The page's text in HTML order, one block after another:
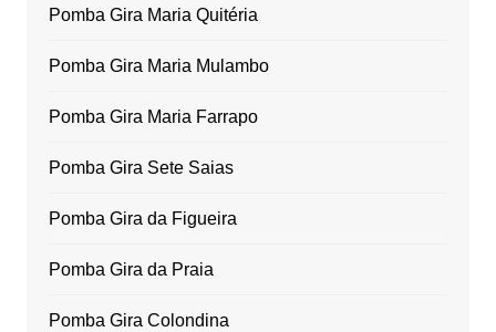
Pomba Gira Maria Quitéria
Pomba Gira Maria Mulambo
Pomba Gira Maria Farrapo
Pomba Gira Sete Saias
Pomba Gira da Figueira
Pomba Gira da Praia
Pomba Gira Colondina